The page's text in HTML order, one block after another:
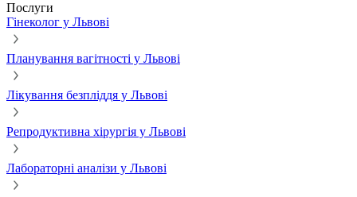
Послуги
Гінеколог у Львові
Планування вагітності у Львові
Лікування безпліддя у Львові
Репродуктивна хірургія у Львові
Лабораторні аналізи у Львові